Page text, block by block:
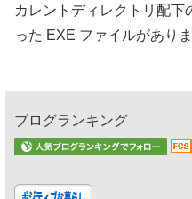
カレントディレクトリ配
った EXE ファイルがありま
ブログランキング